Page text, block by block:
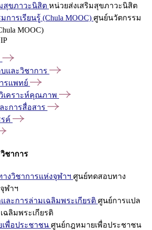
สุขภาวะนิสิต หน่วยส่งเสริมสุขภาวะนิสิต
ารเรียนรู้ (Chula MOOC) ศูนย์นวัตกรรม
MOOC)
และวิชาการ
รแพทย์
เคราะห์คุณภาพ
ะการสื่อสาร
ค์
ชาการ
งวิชาการแห่งจุฬาฯ ศูนย์ทดสอบทาง
ฬาฯ
ละการล่ามเฉลิมพระเกียรติ ศูนย์การแปล
ฉลิมพระเกียรติ
พื่อประชาชน ศูนย์กฎหมายเพื่อประชาชน